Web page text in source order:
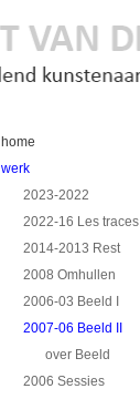
home
werk
2023-2022
2022-16 Les traces
2014-2013 Rest
2008 Omhullen
2006-03 Beeld I
2007-06 Beeld II
over Beeld
2006 Sessies